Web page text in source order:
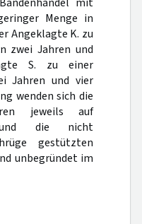
Menge in
Angeklagte K. zu
zwei Jahren und
S. zu einer
Jahren und vier
wenden sich die
jeweils auf
und die nicht
gestützten
unbegründet im